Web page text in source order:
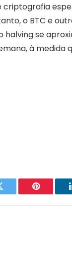
criptografia
o BTC e
se
à medida
Pinterest